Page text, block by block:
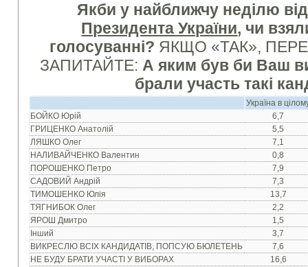
Якби у найближчу неділю
Президента України, чи
голосуванні? ЯКЩО «ТАК»,
ЗАПИТАЙТЕ: А яким був би Ваш
брали участь такі
Україна в
БОЙКО Юрій
6,7
ГРИЦЕНКО Анатолій
5,5
ЛЯШКО Олег
7,1
НАЛИВАЙЧЕНКО Валентин
0,8
ПОРОШЕНКО Петро
7,9
САДОВИЙ Андрій
7,3
ТИМОШЕНКО Юлія
13,7
ТЯГНИБОК Олег
2,2
ЯРОШ Дмитро
1,5
Інший
3,7
ВИКРЕСЛЮ ВСІХ КАНДИДАТІВ, ПОПСУЮ БЮЛЕТЕНЬ
7,6
НЕ БУДУ БРАТИ УЧАСТІ У ВИБОРАХ
16,6